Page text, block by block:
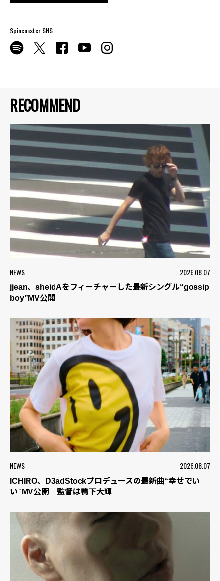
RECOMMEND
NEWS 2026.08.07
jjean、sheidAをフィーチャーした最新シングル“gossip
boy”MV公開
NEWS 2026.08.07
ICHIRO、D3adStockプロデュースの最新曲“幸せでい
い”MV公開 監督は鴨下大輝
Spincoaster SNS